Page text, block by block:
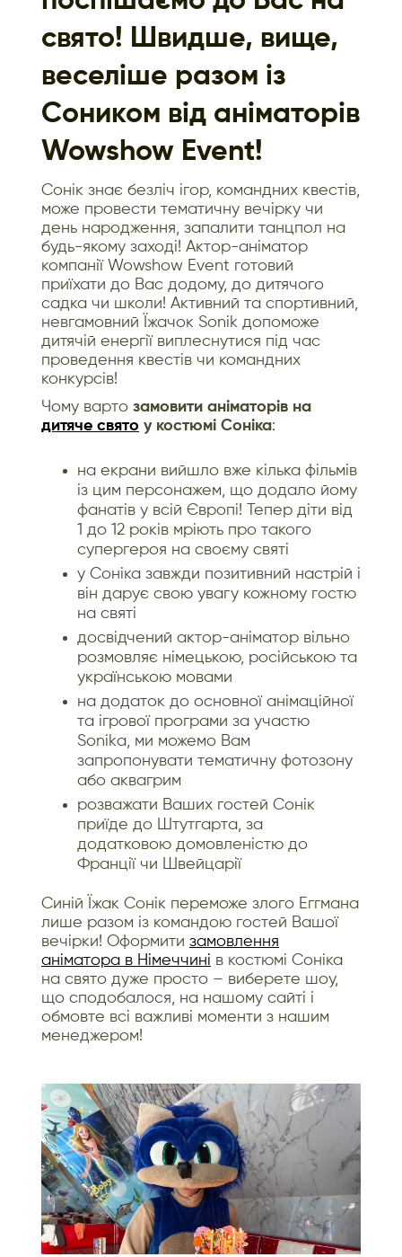
свято! Швидше, вище,
веселіше разом із
Соником від аніматорів
Wowshow Event!
Сонік знає безліч ігор, командних квестів,
може провести тематичну вечірку чи
день народження, запалити танцпол на
будь-якому заході! Актор-аніматор
компанії Wowshow Event готовий
приїхати до Вас додому, до дитячого
садка чи школи! Активний та спортивний,
невгамовний Їжачок Sonik допоможе
дитячій енергії виплеснутися під час
проведення квестів чи командних
конкурсів!
Чому варто замовити аніматорів на
дитяче свято у костюмі Соніка:
на екрани вийшло вже кілька фільмів
із цим персонажем, що додало йому
фанатів у всій Європі! Тепер діти від
1 до 12 років мріють про такого
супергероя на своєму святі
у Соніка завжди позитивний настрій і
він дарує свою увагу кожному гостю
на святі
досвідчений актор-аніматор вільно
розмовляє німецькою, російською та
українською мовами
на додаток до основної анімаційної
та ігрової програми за участю
Sonikа, ми можемо Вам
запропонувати тематичну фотозону
або аквагрим
розважати Ваших гостей Сонік
приїде до Штутгарта, за
додатковою домовленістю до
Франції чи Швейцарії
Синій Їжак Сонік переможе злого Еггмана
лише разом із командою гостей Вашої
вечірки! Оформити замовлення
аніматора в Німеччині в костюмі Соніка
на свято дуже просто – виберете шоу,
що сподобалося, на нашому сайті і
обмовте всі важливі моменти з нашим
менеджером!